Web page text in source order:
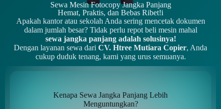
Sewa Mesin Fotocopy Jangka Panjang
Hemat, Praktis, dan Bebas Ribet!i
Apakah kantor atau sekolah Anda sering mencetak dokumen
dalam jumlah besar? Tidak perlu repot beli mesin mahal
sewa jangka panjang adalah solusinya!
Dengan layanan sewa dari CV. Htree Mutiara Copier, Anda
cukup duduk tenang, kami yang urus semuanya.
Kenapa Sewa Jangka Panjang Lebih
Menguntungkan?